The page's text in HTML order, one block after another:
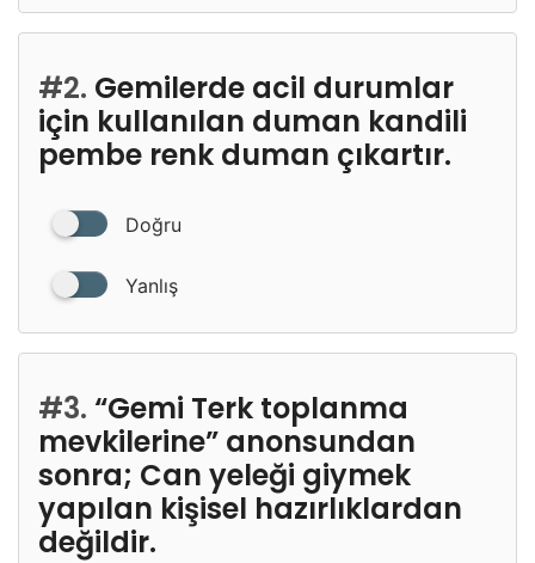
#2. Gemilerde acil durumlar
için kullanılan duman kandili
pembe renk duman çıkartır.
Doğru
Yanlış
#3. “Gemi Terk toplanma
mevkilerine” anonsundan
sonra; Can yeleği giymek
yapılan kişisel hazırlıklardan
değildir.